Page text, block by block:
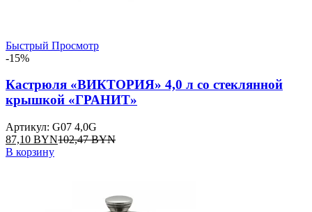
Быстрый Просмотр
-15%
Кастрюля «ВИКТОРИЯ» 4,0 л со стеклянной
крышкой «ГРАНИТ»
Артикул: G07 4,0G
87,10 BYN102,47BYN
В корзину